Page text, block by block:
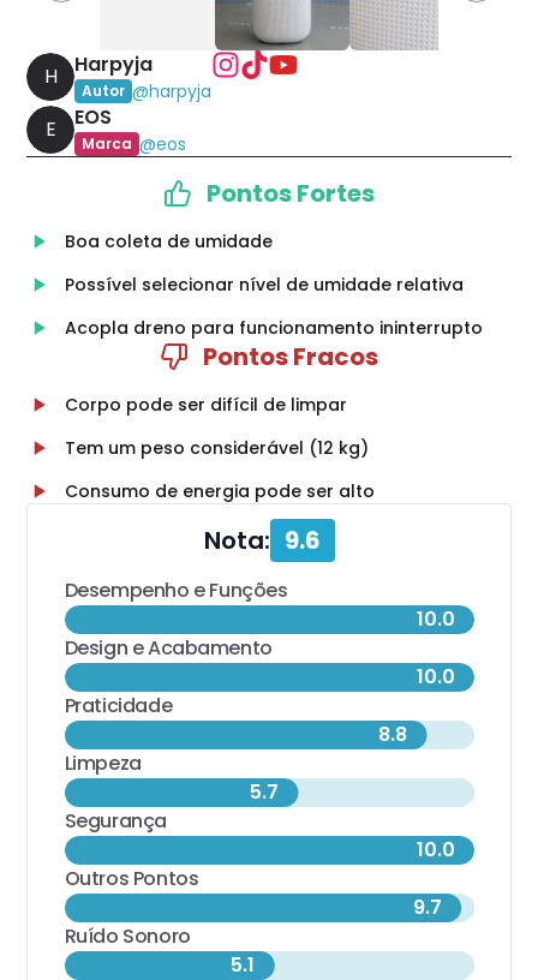
H Harpyja
Autor @harpyja
E EOS
Marca @eos
Pontos Fortes
Boa coleta de umidade
Possível selecionar nível de umidade relativa
Acopla dreno para funcionamento ininterrupto
Pontos Fracos
Corpo pode ser difícil de limpar
Tem um peso considerável (12 kg)
Consumo de energia pode ser alto
Nota: 9.6
Desempenho e Funções
10.0
Design e Acabamento
10.0
Praticidade
8.8
Limpeza
5.7
Segurança
10.0
Outros Pontos
9.7
Ruído Sonoro
5.1